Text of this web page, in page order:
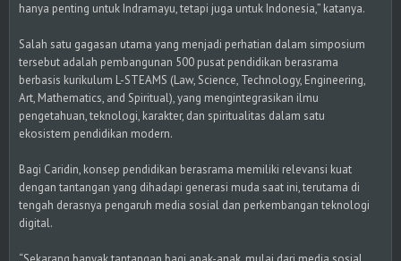
hanya penting untuk Indramayu, tetapi juga untuk Indonesia,” katanya.
Salah satu gagasan utama yang menjadi perhatian dalam simposium
tersebut adalah pembangunan 500 pusat pendidikan berasrama
berbasis kurikulum L-STEAMS (Law, Science, Technology, Engineering,
Art, Mathematics, and Spiritual), yang mengintegrasikan ilmu
pengetahuan, teknologi, karakter, dan spiritualitas dalam satu
ekosistem pendidikan modern.
Bagi Caridin, konsep pendidikan berasrama memiliki relevansi kuat
dengan tantangan yang dihadapi generasi muda saat ini, terutama di
tengah derasnya pengaruh media sosial dan perkembangan teknologi
digital.